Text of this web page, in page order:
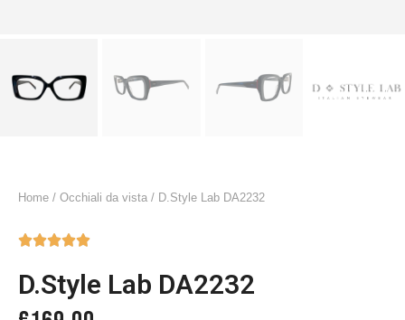
Home / Occhiali da vista / D.Style Lab DA2232

D.Style Lab DA2232